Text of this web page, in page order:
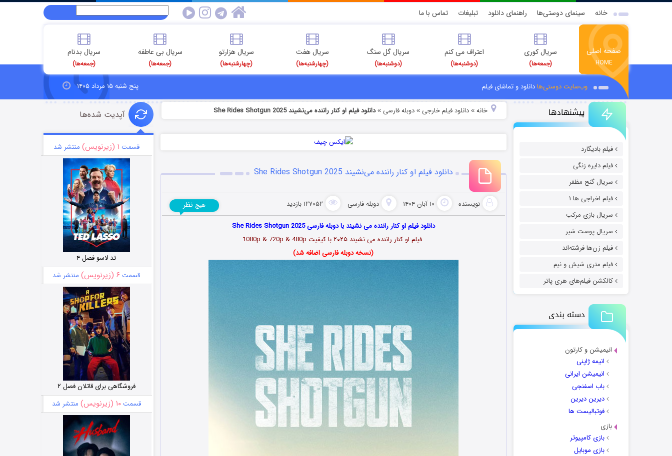
خانه سینمای دوستی‌ها راهنمای دانلود تبلیغات تماس با ما
صفحه اصلی
HOME
سریال کوری
(جمعه‌ها)
اعتراف می کنم
(دوشنبه‌ها)
سریال گل سنگ
(دوشنبه‌ها)
سریال هفت
(چهارشنبه‌ها)
سریال هزارتو
(چهارشنبه‌ها)
سریال بی عاطفه
(جمعه‌ها)
سریال بدنام
(جمعه‌ها)
وب‌سایت دوستی‌هادانلود و تماشای فیلم پنج شنبه ۱۵ مرداد ۱۴۰۵
پیشنهادها
فیلم بادیگارد
فیلم دایره زنگی
سریال گنج مظفر
فیلم اخراجی ها ۱
سریال بازی مرکب
سریال پوست شیر
فیلم زن‌ها فرشته‌اند
فیلم متری شیش و نیم
کالکشن فیلم‌های هری پاتر
دسته بندی
انیمیشن و کارتون
انیمه ژاپنی
انیمیشن ایرانی
باب اسفنجی
دیرین دیرین
فوتبالیست ها
بازی
بازی کامپیوتر
بازی موبایل
خانه» دانلود فیلم خارجی » دوبله فارسی »دانلود فیلم او کنار راننده می‌نشیند She Rides Shotgun 2025
دانلود فیلم او کنار راننده می‌نشیند She Rides Shotgun 2025
نویسنده ۱۰ آبان ۱۴۰۴ دوبله فارسی ۱۲۷۰۵۲ بازدید هیچ نظر
دانلود فیلم او کنار راننده می نشیند با دوبله فارسی She Rides Shotgun 2025
فیلم او کنار راننده می نشیند ۲۰۲۵ با کیفیت 1080p & 720p & 480p
(نسخه دوبله فارسی اضافه شد)
آپدیت شده‌ها
قسمت ۱ (زیرنویس) منتشر شد
تد لاسو فصل ۴
قسمت ۶ (زیرنویس) منتشر شد
فروشگاهی برای قاتلان فصل ۲
قسمت۱۰ (زیرنویس) منتشر شد